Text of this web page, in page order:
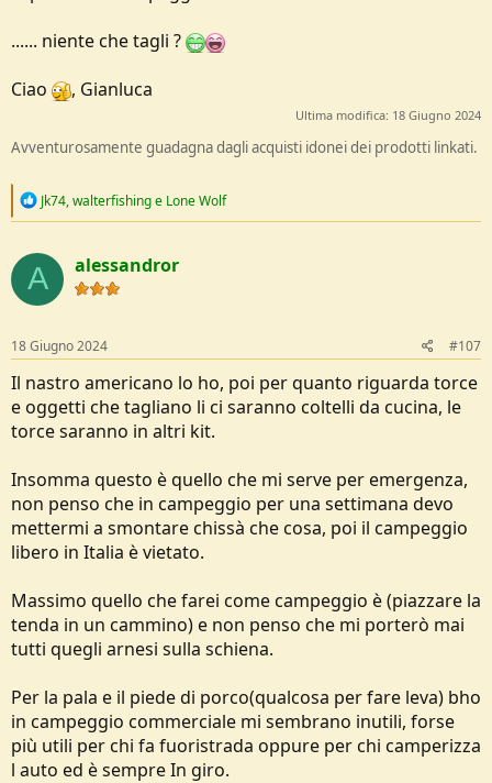
...... niente che tagli ?
Ciao
, Gianluca
Ultima modifica: 18 Giugno 2024
Avventurosamente guadagna dagli acquisti idonei dei prodotti linkati.
R
c
t
i
o
s
:
Jk74,walterfishinge Lone Wolf
A alessandror
18 Giugno 2024 #107
Il nastro americano lo ho, poi per quanto riguarda torce
e oggetti che tagliano li ci saranno coltelli da cucina, le
torce saranno in altri kit.
Insomma questo è quello che mi serve per emergenza,
non penso che in campeggio per una settimana devo
mettermi a smontare chissà che cosa, poi il campeggio
libero in Italia è vietato.
Massimo quello che farei come campeggio è (piazzare la
tenda in un cammino) e non penso che mi porterò mai
tutti quegli arnesi sulla schiena.
Per la pala e il piede di porco(qualcosa per fare leva) bho
in campeggio commerciale mi sembrano inutili, forse
più utili per chi fa fuoristrada oppure per chi camperizza
l auto ed è sempre In giro.